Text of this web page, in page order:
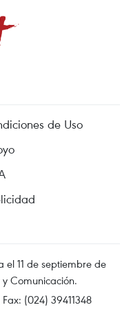
de Uso
el 11 de septiembre de
Comunicación.
(024) 39411348